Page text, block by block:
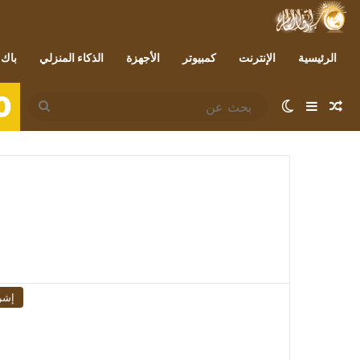
الرئيسية الإنترنت كمبيوتر الأجهزة الذكاء المنزلي
مقال عشوائي
إضافة عمود جانبي
الوضع المظلم
بحث
عن